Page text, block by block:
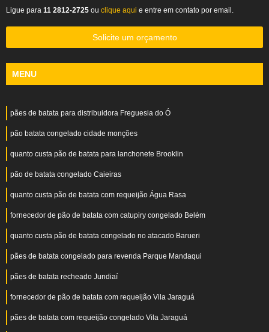
Ligue para 11 2812-2725 ou clique aqui e entre em contato por email.
Solicite um orçamento
MENU
pães de batata para distribuidora Freguesia do Ó
pão batata congelado cidade monções
quanto custa pão de batata para lanchonete Brooklin
pão de batata congelado Caieiras
quanto custa pão de batata com requeijão Água Rasa
fornecedor de pão de batata com catupiry congelado Belém
quanto custa pão de batata congelado no atacado Barueri
pães de batata congelado para revenda Parque Mandaqui
pães de batata recheado Jundiaí
fornecedor de pão de batata com requeijão Vila Jaraguá
pães de batata com requeijão congelado Vila Jaraguá